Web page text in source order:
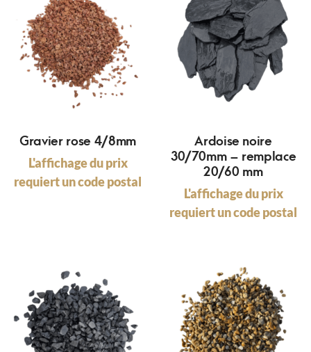
Gravier rose 4/8mm
L'affichage du prix
requiert un code postal
Ardoise noire
30/70mm – remplace
20/60 mm
L'affichage du prix
requiert un code postal